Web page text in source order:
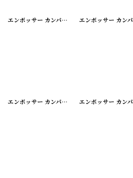
エンボッサー カンパニーシール [20200424-12
エンボッサー カンパニーシール [20200424-15